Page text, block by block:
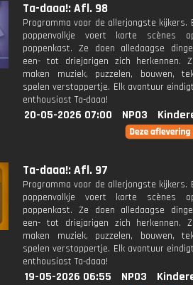
Ta-daaa!: Afl. 98
Programma voor de allerjongste kijkers.
poppenvolkje voert korte scènes
poppenkast. Ze doen alledaagse
een- tot driejarigen zich herkennen.
maken muziek, puzzelen, bouwen,
spelen verstoppertje. Elk avontuur
enthousiast Ta-daaa!
20-05-2026 07:00 NPO3
Ta-daaa!: Afl. 97
Programma voor de allerjongste kijkers.
poppenvolkje voert korte scènes
poppenkast. Ze doen alledaagse
een- tot driejarigen zich herkennen.
maken muziek, puzzelen, bouwen,
spelen verstoppertje. Elk avontuur
enthousiast Ta-daaa!
19-05-2026 06:55 NPO3